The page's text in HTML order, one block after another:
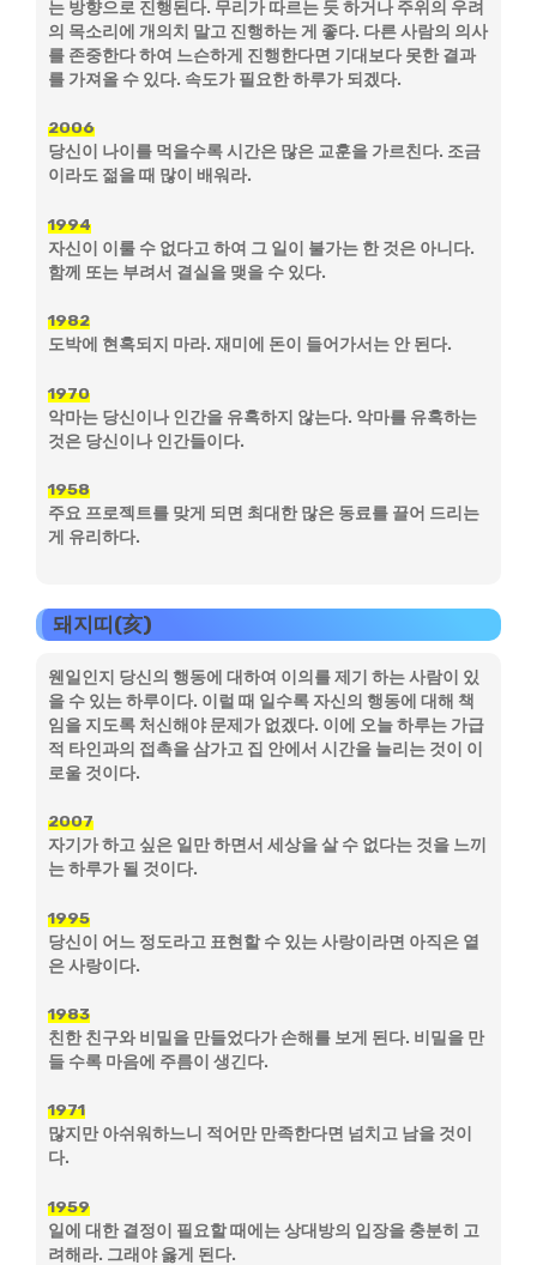
는 방향으로 진행된다. 무리가 따르는 듯 하거나 주위의 우려
의 목소리에 개의치 말고 진행하는 게 좋다. 다른 사람의 의사
를 존중한다 하여 느슨하게 진행한다면 기대보다 못한 결과
를 가져올 수 있다. 속도가 필요한 하루가 되겠다.
2006
당신이 나이를 먹을수록 시간은 많은 교훈을 가르친다. 조금
이라도 젊을 때 많이 배워라.
1994
자신이 이룰 수 없다고 하여 그 일이 불가는 한 것은 아니다.
함께 또는 부려서 결실을 맺을 수 있다.
1982
도박에 현혹되지 마라. 재미에 돈이 들어가서는 안 된다.
1970
악마는 당신이나 인간을 유혹하지 않는다. 악마를 유혹하는
것은 당신이나 인간들이다.
1958
주요 프로젝트를 맞게 되면 최대한 많은 동료를 끌어 드리는
게 유리하다.
돼지띠(亥)
웬일인지 당신의 행동에 대하여 이의를 제기 하는 사람이 있
을 수 있는 하루이다. 이럴 때 일수록 자신의 행동에 대해 책
임을 지도록 처신해야 문제가 없겠다. 이에 오늘 하루는 가급
적 타인과의 접촉을 삼가고 집 안에서 시간을 늘리는 것이 이
로울 것이다.
2007
자기가 하고 싶은 일만 하면서 세상을 살 수 없다는 것을 느끼
는 하루가 될 것이다.
1995
당신이 어느 정도라고 표현할 수 있는 사랑이라면 아직은 옅
은 사랑이다.
1983
친한 친구와 비밀을 만들었다가 손해를 보게 된다. 비밀을 만
들 수록 마음에 주름이 생긴다.
1971
많지만 아쉬워하느니 적어만 만족한다면 넘치고 남을 것이
다.
1959
일에 대한 결정이 필요할 때에는 상대방의 입장을 충분히 고
려해라. 그래야 옳게 된다.